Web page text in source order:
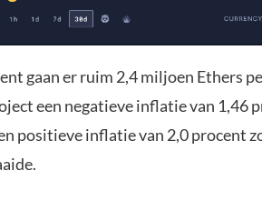
gaan er ruim 2,4 miljoen Ethers
een negatieve inflatie van 1,46
positieve inflatie van 2,0 procent